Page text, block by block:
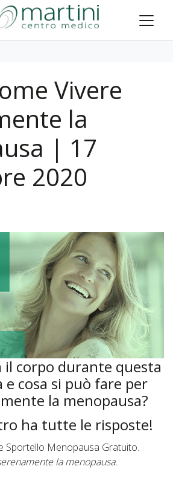
Vivere
la
| 17
2020
il corpo durante questa
e cosa si può fare per
la menopausa?
ha tutte le risposte!
Sportello Menopausa Gratuito.
la menopausa.